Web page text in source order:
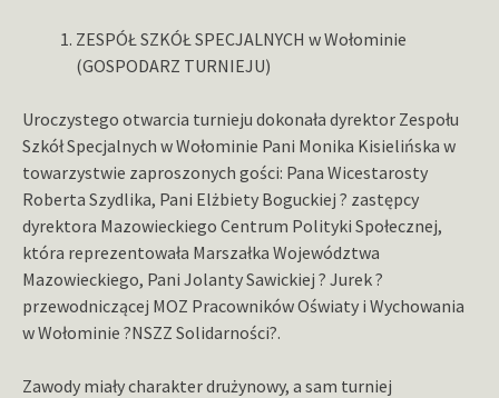
ZESPÓŁ SZKÓŁ SPECJALNYCH w Wołominie
(GOSPODARZ TURNIEJU)
Uroczystego otwarcia turnieju dokonała dyrektor Zespołu
Szkół Specjalnych w Wołominie Pani Monika Kisielińska w
towarzystwie zaproszonych gości: Pana Wicestarosty
Roberta Szydlika, Pani Elżbiety Boguckiej ? zastępcy
dyrektora Mazowieckiego Centrum Polityki Społecznej,
która reprezentowała Marszałka Województwa
Mazowieckiego, Pani Jolanty Sawickiej ? Jurek ?
przewodniczącej MOZ Pracowników Oświaty i Wychowania
w Wołominie ?NSZZ Solidarności?.
Zawody miały charakter drużynowy, a sam turniej